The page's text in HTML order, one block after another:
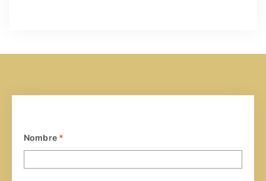
Nombre *